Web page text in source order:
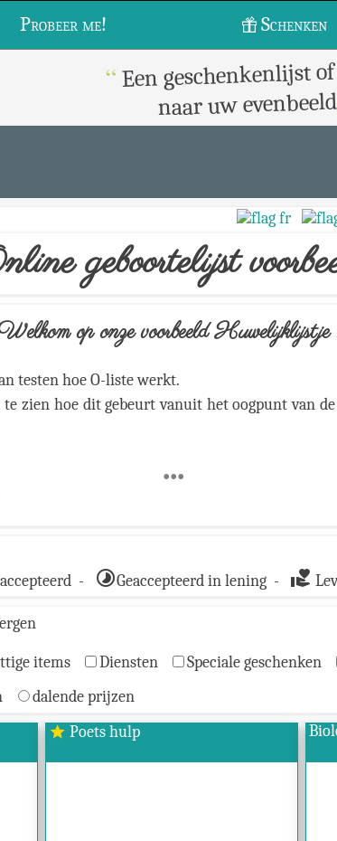
Probeer me! Schenken
“Een geschenkenlijst
naar uw evenbeeld
geboortelijst
op onze voorbeeld
testen hoe O-liste werkt.
zien hoe dit gebeurt vanuit het oogpunt van
•••
- timelapseGeaccepteerd in lening - volunteer_activism
items Diensten Speciale geschenken
dalende prijzen
star Poets hulp